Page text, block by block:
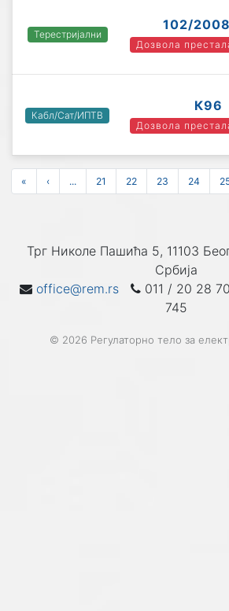
Терестријални
102/
Дозвола
Кабл/Сат/ИПТВ
К96
Дозвола
« ‹ ... 21 22 23 24
Трг Николе Пашића 5, 11103
Србија
office@rem.rs
011 / 20 28
745
© 2026 Регулаторно тело за